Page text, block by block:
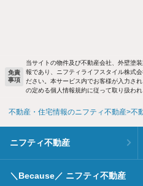
免責
事項
当サイトの物件及び不動産会社、外壁塗
報であり、ニフティライフスタイル株式
ださい。本サービス内でお客様が入力さ
の定める個人情報規約に従って取り扱われ
不動産・住宅情報のニフティ不動産 不
ニフティ不動産
＼Because／ ニフティ不動産